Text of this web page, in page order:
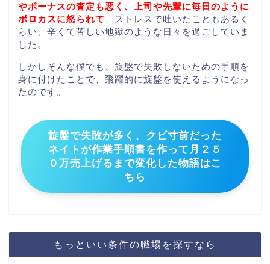
やボーナスの査定も悪く、上司や先輩に毎日のように
ボロカスに怒られて 、ストレスで吐いたこともあるく
らい、辛くて苦しい地獄のような日々を過ごしていま
した。
しかしそんな僕でも、旋盤で失敗しないための手順を
身に付けたことで、飛躍的に旋盤を使えるようになっ
たのです。
旋盤で失敗が多く、クビ寸前だった
ネイトが作業手順書を作って月２５
０万売上げるまで変化した物語はこ
ちら
もっといい条件の職場を探すなら